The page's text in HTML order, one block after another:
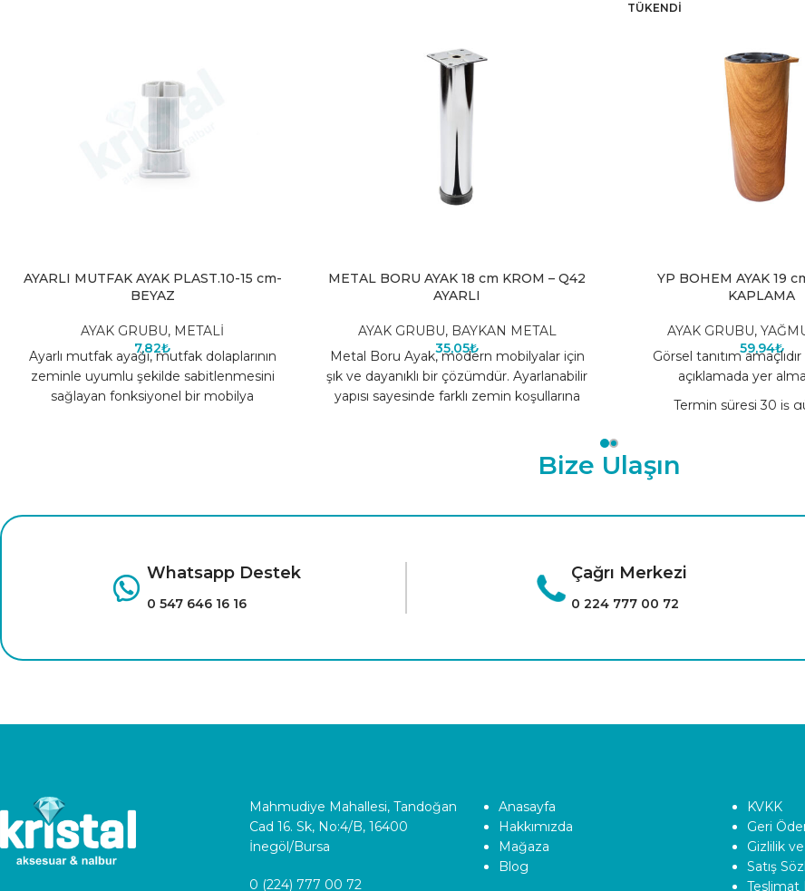
AYARLI MUTFAK AYAK PLAST.10-15 cm-
BEYAZ
AYAK GRUBU, METALİ
7,82₺
Ayarlı mutfak ayağı, mutfak dolaplarının
zeminle uyumlu şekilde sabitlenmesini
sağlayan fonksiyonel bir mobilya
METAL BORU AYAK 18 cm KROM – Q42
AYARLI
AYAK GRUBU, BAYKAN METAL
35,05₺
Metal Boru Ayak, modern mobilyalar için
şık ve dayanıklı bir çözümdür. Ayarlanabilir
yapısı sayesinde farklı zemin koşullarına
TÜKENDI
YP BOHEM AYAK 19
KAPLAMA
AYAK GRUBU,
59,94₺
Görsel tanıtım
açıklamada yer
Termin süresi 30 iş
Bize Ulaşın
Whatsapp Destek
0 547 646 16 16
Çağrı Merkezi
0 224 777 00 72
Mahmudiye Mahallesi, Tandoğan
Cad 16. Sk, No:4/B, 16400
İnegöl/Bursa
0 (224) 777 00 72
Anasayfa
Hakkımızda
Mağaza
Blog
KVKK
Geri
Gizlilik
Satış
Teslimat